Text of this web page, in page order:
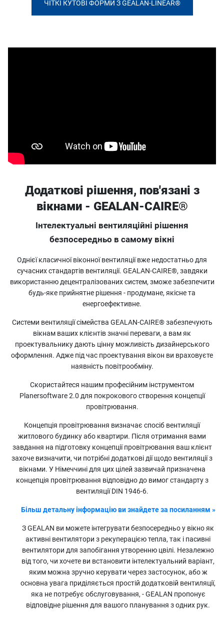
ЧІТКІ КУТОВІ ФОРМИ З GEALAN-LINEAR®
Додаткові рішення, пов'язані з
вікнами - GEALAN-CAIRE®
Інтелектуальні вентиляційні рішення
безпосередньо в самому вікні
Однієї класичної віконної вентиляції вже недостатньо для
сучасних стандартів вентиляції. GEALAN-CAIRE®, завдяки
використанню децентралізованих систем, зможе забезпечити
будь-яке прийнятне рішення - продумане, якісне та
енергоефективне.
Системи вентиляції сімейства GEALAN-CAIRE® забезпечують
вікнам ваших клієнтів значні переваги, а вам як
проектувальнику дають цінну можливість дизайнерського
оформлення. Адже під час проектування вікон ви враховуєте
наявність повітрообміну.
Скористайтеся нашим професійним інструментом
Planersoftware 2.0 для покрокового створення концепції
провітрювання.
Концепція провітрювання визначає спосіб вентиляції
житлового будинку або квартири. Після отримання вами
завдання на підготовку концепції провітрювання ваш клієнт
захоче визначити, чи потрібні додаткові дії щодо вентиляції з
вікнами. У Німеччині для цих цілей зазвичай призначена
концепція провітрювання відповідно до вимог стандарту з
вентиляції DIN 1946-6.
Більш детальну інформацію ви знайдете за посиланням »
З GEALAN ви можете інтегрувати безпосередньо у вікно як
активні вентилятори з рекуперацією тепла, так і пасивні
вентилятори для запобігання утворенню цвілі. Незалежно
від того, чи хочете ви встановити інтелектуальний варіант,
яким можна зручно керувати через застосунок, або ж
основна увага приділяється простій додатковій вентиляції,
яка не потребує обслуговування, - GEALAN пропонує
відповідне рішення для вашого планування з одних рук.